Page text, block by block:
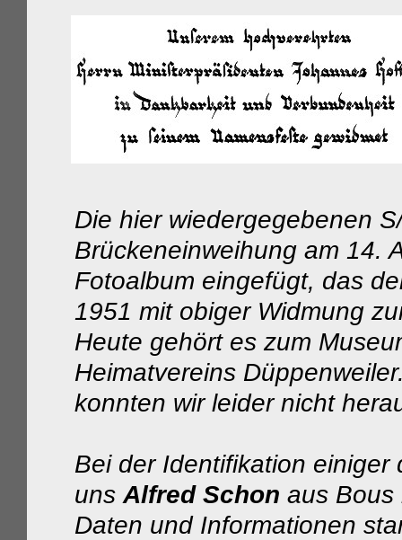
Die hier wiedergegebenen
Brückeneinweihung am 14.
Fotoalbum eingefügt, das
1951 mit obiger Widmung
Heute gehört es zum
Heimatvereins
konnten wir leider nicht
Bei der Identifikation
uns Alfred Schon aus Bous
Daten und Informationen